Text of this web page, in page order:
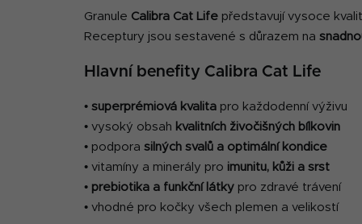
Granule Calibra Cat Life představují vysoce
Receptury jsou sestavené s důrazem na
Hlavní benefity Calibra Cat Life
• superprémiová kvalita pro každodenní výživu
• vysoký obsah kvalitních živočišných bílkovin
• podpora silných svalů a optimální kondice
• vitamíny a minerály pro imunitu, kůži a srst
• prebiotika a funkční látky pro zdravé trávení
• vhodné pro kočky všech plemen a velikostí